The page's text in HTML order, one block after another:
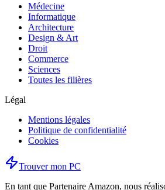
Médecine
Informatique
Architecture
Design & Art
Droit
Commerce
Sciences
Toutes les filières
Légal
Mentions légales
Politique de confidentialité
Cookies
Trouver mon PC
En tant que Partenaire Amazon, nous